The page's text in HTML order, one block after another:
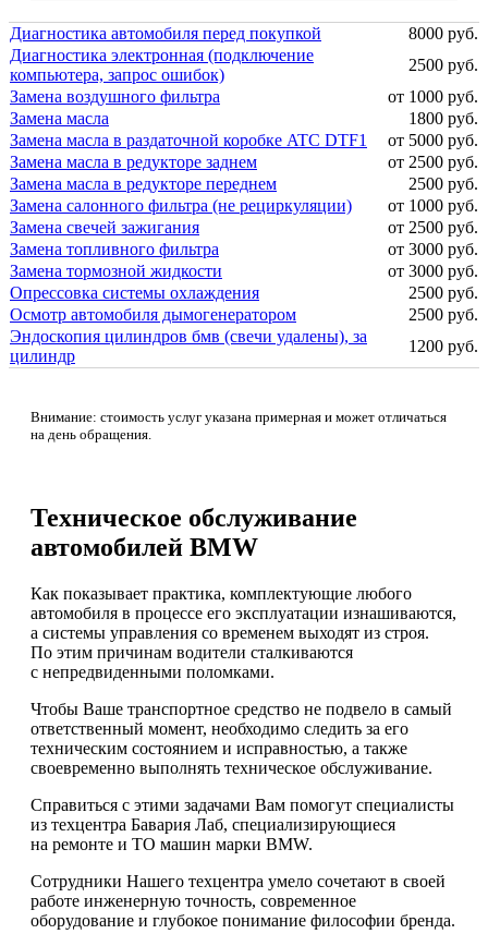
Диагностика автомобиля перед покупкой
8000 руб.
Диагностика электронная (подключение
компьютера, запрос ошибок)
2500 руб.
Замена воздушного фильтра
от 1000 руб.
Замена масла
1800 руб.
Замена масла в раздаточной коробке ATC DTF1
от 5000 руб.
Замена масла в редукторе заднем
от 2500 руб.
Замена масла в редукторе переднем
2500 руб.
Замена салонного фильтра (не рециркуляции)
от 1000 руб.
Замена свечей зажигания
от 2500 руб.
Замена топливного фильтра
от 3000 руб.
Замена тормозной жидкости
от 3000 руб.
Опрессовка системы охлаждения
2500 руб.
Осмотр автомобиля дымогенератором
2500 руб.
Эндоскопия цилиндров бмв (свечи удалены), за
цилиндр
1200 руб.
Внимание: стоимость услуг указана примерная и может отличаться
на день обращения.
Техническое обслуживание
автомобилей BMW
Как показывает практика, комплектующие любого
автомобиля в процессе его эксплуатации изнашиваются,
а системы управления со временем выходят из строя.
По этим причинам водители сталкиваются
с непредвиденными поломками.
Чтобы Ваше транспортное средство не подвело в самый
ответственный момент, необходимо следить за его
техническим состоянием и исправностью, а также
своевременно выполнять техническое обслуживание.
Справиться с этими задачами Вам помогут специалисты
из техцентра Бавария Лаб, специализирующиеся
на ремонте и ТО машин марки BMW.
Сотрудники Нашего техцентра умело сочетают в своей
работе инженерную точность, современное
оборудование и глубокое понимание философии бренда.